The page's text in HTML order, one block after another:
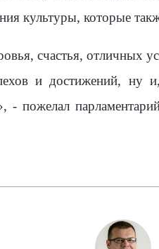
культуры, которые
счастья, отличных
и достижений, ну
- пожелал